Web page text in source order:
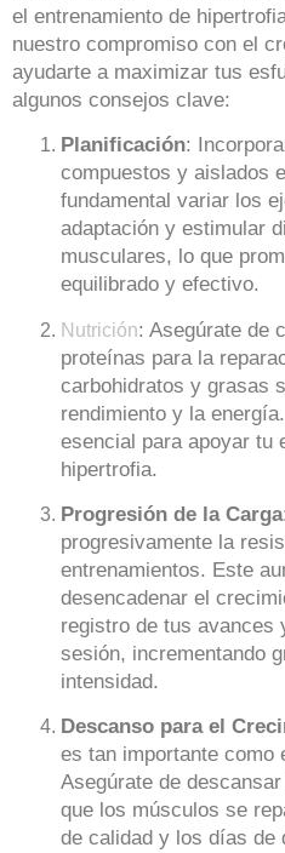
el entrenamiento de
nuestro compromiso con el
ayudarte a maximizar tus
algunos consejos clave:
Planificación:
compuestos y aislados
fundamental variar los
adaptación y estimular
musculares, lo que
equilibrado y efectivo.
Nutrición: Asegúrate de
proteínas para la
carbohidratos y grasas
rendimiento y la
esencial para apoyar tu
hipertrofia.
Progresión de la Carga
progresivamente la
entrenamientos. Este
desencadenar el
registro de tus avances
sesión, incrementando
intensidad.
Descanso para el
es tan importante como
Asegúrate de
que los músculos se
de calidad y los días de